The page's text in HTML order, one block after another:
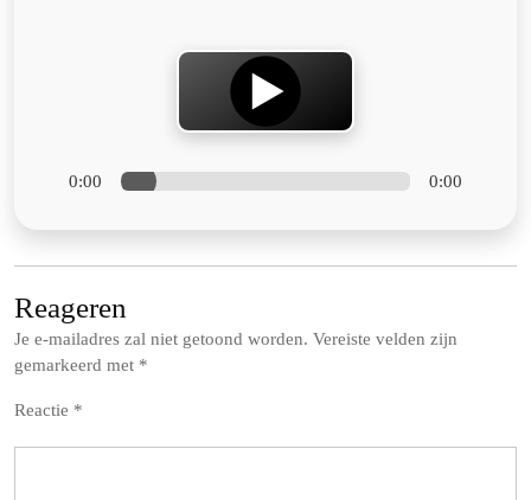
0:00 0:00
Reageren
Je e-mailadres zal niet getoond worden. Vereiste velden zijn
gemarkeerd met *
Reactie *